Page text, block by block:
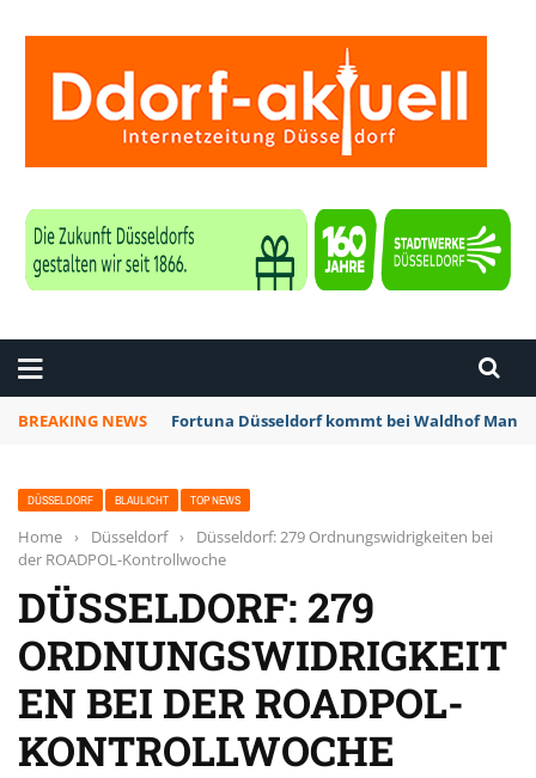
BREAKING NEWS Fortuna Düsseldorf kommt bei Waldhof
DÜSSELDORF BLAULICHT TOP NEWS
Home › Düsseldorf ›
Düsseldorf: 279 Ordnungswidrigkeiten bei
der ROADPOL-Kontrollwoche
DÜSSELDORF: 279
ORDNUNGSWIDRIGKEIT
EN BEI DER ROADPOL-
KONTROLLWOCHE